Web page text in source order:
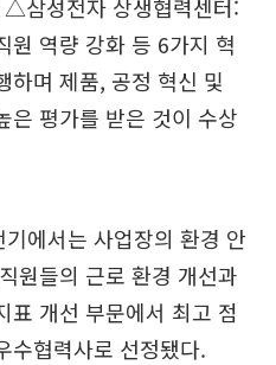
삼성전자 상생협력센터:
원 역량 강화 등 6가지 혁
하며 제품, 공정 혁신 및
은 평가를 받은 것이 수상
에서는 사업장의 환경 안
원들의 근로 환경 개선과
표 개선 부문에서 최고 점
수협력사로 선정됐다.